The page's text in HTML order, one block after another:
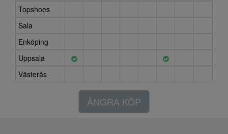
Topshoes
Sala
Enköping
Uppsala
Västerås
ÅNGRA KÖP